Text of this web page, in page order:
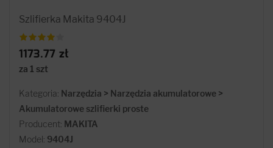
Szlifierka Makita 9404J
1173.77 zł
za 1 szt
Kategoria: Narzędzia > Narzędzia akumulatorowe >
Akumulatorowe szlifierki proste
Producent: MAKITA
Model: 9404J